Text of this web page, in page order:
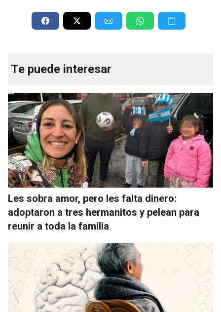
Te puede interesar
Les sobra amor, pero les falta dinero:
adoptaron a tres hermanitos y pelean para
reunir a toda la familia